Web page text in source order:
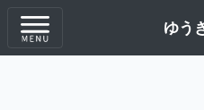
ゆう